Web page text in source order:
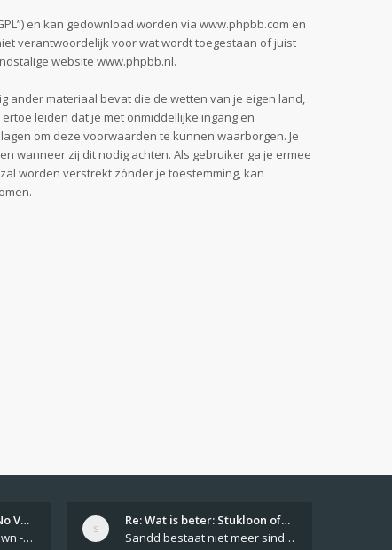
en kan gedownload worden via www.phpbb.com en
verantwoordelijk voor wat wordt toegestaan of juist
website www.phpbb.nl.
ander materiaal bevat die de wetten van je eigen land,
leiden dat je met onmiddellijke ingang en
om deze voorwaarden te kunnen waarborgen. Je
wanneer zij dit nodig achten. Als gebruiker ga je ermee
worden verstrekt zónder je toestemming, kan
Girls From Your Town - No Ver…
Private Girls From Your Town - No Selfie - Anonymous Casual Dating https://PrivateLadyEscorts.com Private Lady In
Re: Wat is beter: Stukloon of…
Sandd bestaat niet meer sinds 1 feb 2019.